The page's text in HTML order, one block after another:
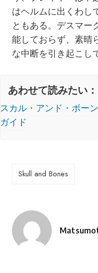
はヘルムに出くわし
ともある。デスマー
能しておらず、素晴
な中断を引き起こし
あわせて読みたい：
スカル・アンド・ボー
ガイド
Skull and Bones
投